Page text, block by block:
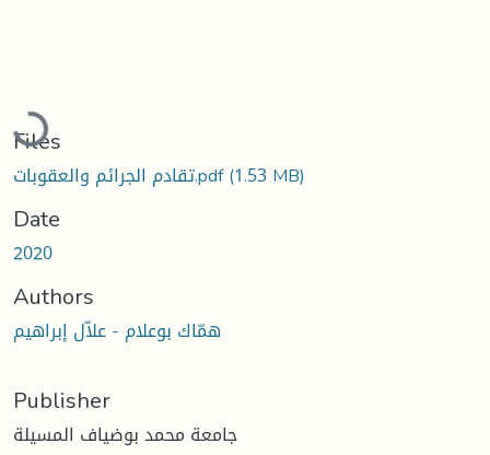
Loading...
Files
تقادم الجرائم والعقوبات.pdf(1.53 MB)
Date
2020
Authors
همّاك بوعلام - علاّل إبراهيم
Publisher
جامعة محمد بوضياف المسيلة